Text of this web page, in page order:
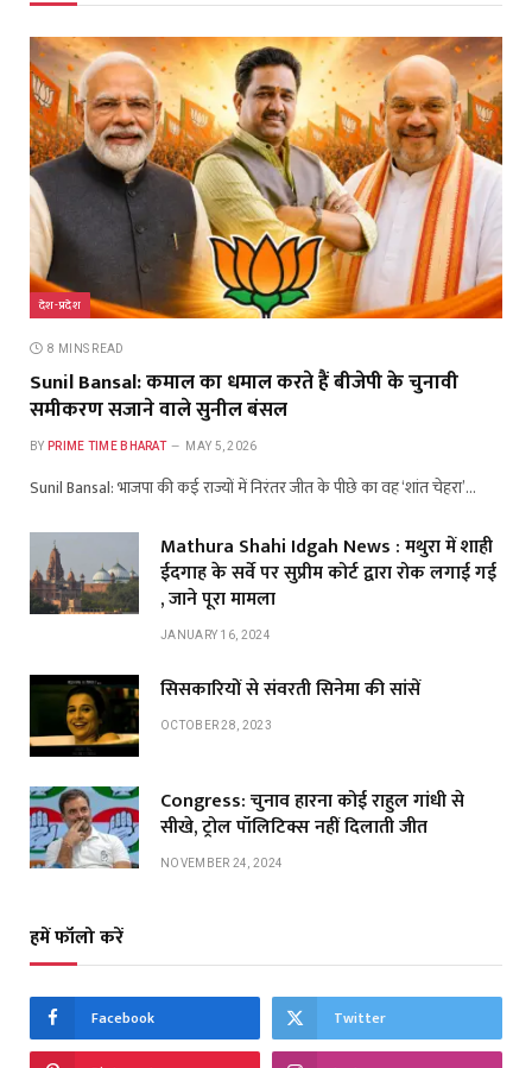
देश-प्रदेश
8 MINS READ
Sunil Bansal: कमाल का धमाल करते हैं बीजेपी के चुनावी
समीकरण सजाने वाले सुनील बंसल
BY PRIME TIME BHARAT MAY 5, 2026
Sunil Bansal: भाजपा की कई राज्यों में निरंतर जीत के पीछे का वह ‘शांत चेहरा’…
Mathura Shahi Idgah News : मथुरा में शाही
ईदगाह के सर्वे पर सुप्रीम कोर्ट द्वारा रोक लगाई गई
, जाने पूरा मामला
JANUARY 16, 2024
सिसकारियों से संवरती सिनेमा की सांसें
OCTOBER 28, 2023
Congress: चुनाव हारना कोई राहुल गांधी से
सीखे, ट्रोल पॉलिटिक्स नहीं दिलाती जीत
NOVEMBER 24, 2024
हमें फॉलो करें
Facebook Twitter